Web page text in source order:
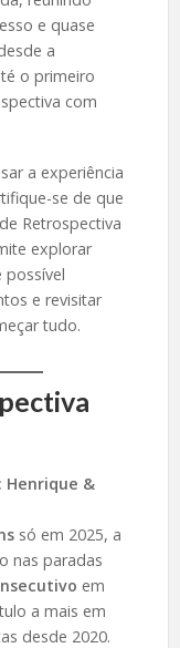
e quase
a
o primeiro
com
a experiência
se de que
Retrospectiva
explorar
possível
e revisitar
tudo.
Henrique &
só em 2025, a
nas paradas
em
a mais em
desde 2020.